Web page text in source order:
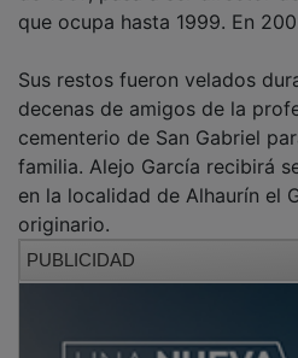
decenas de amigos de la
cementerio de San Gabriel
familia. Alejo García recibirá
en la localidad de Alhaurín el
originario.
PUBLICIDAD